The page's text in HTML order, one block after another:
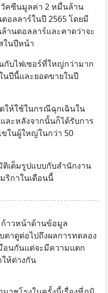
คซีนมูลค่า 2 หมื่นล้าน
อลลาร์ในปี 2565 โดยมี
านดอลลาร์และคาดว่าจะ
ในปีหน้า
กับไฟเซอร์ที่ใหญ่กว่ามาก
นปีนี้และยอดขายในปี
ให้ใช้ในกรณีฉุกเฉินใน
ละหลังจากนั้นก็ได้รับการ
ในผู้ใหญ่ในกว่า 50
เต็มรูปแบบกับสำนักงาน
ริกาในเดือนนี้
าวหน้าด้านข้อมูล
ตาดูต่อไปถึงผลการทดลอง
อนกันแต่จะมีความแตก
ห้ต่างกัน